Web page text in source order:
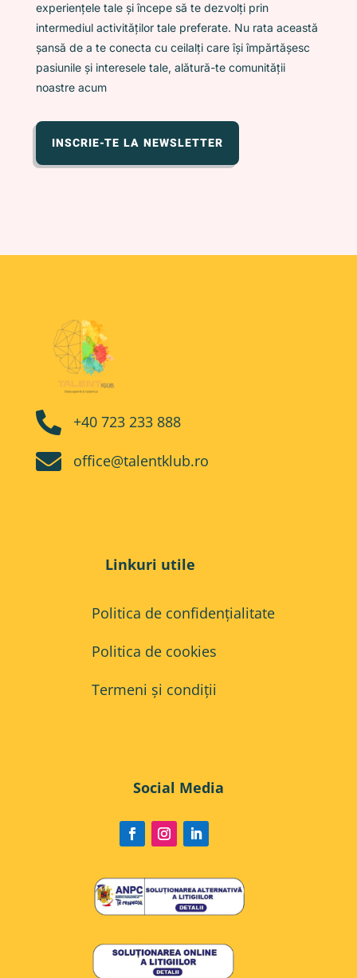
experiențele tale și începe să te dezvolți prin
intermediul activităților tale preferate. Nu rata această
șansă de a te conecta cu ceilalți care își împărtășesc
pasiunile și interesele tale, alătură-te comunității
noastre acum
INSCRIE-TE LA NEWSLETTER
 +40 723 233 888
 office@talentklub.ro
Linkuri utile
Politica de confidențialitate
Politica de cookies
Termeni și condiții
Social Media